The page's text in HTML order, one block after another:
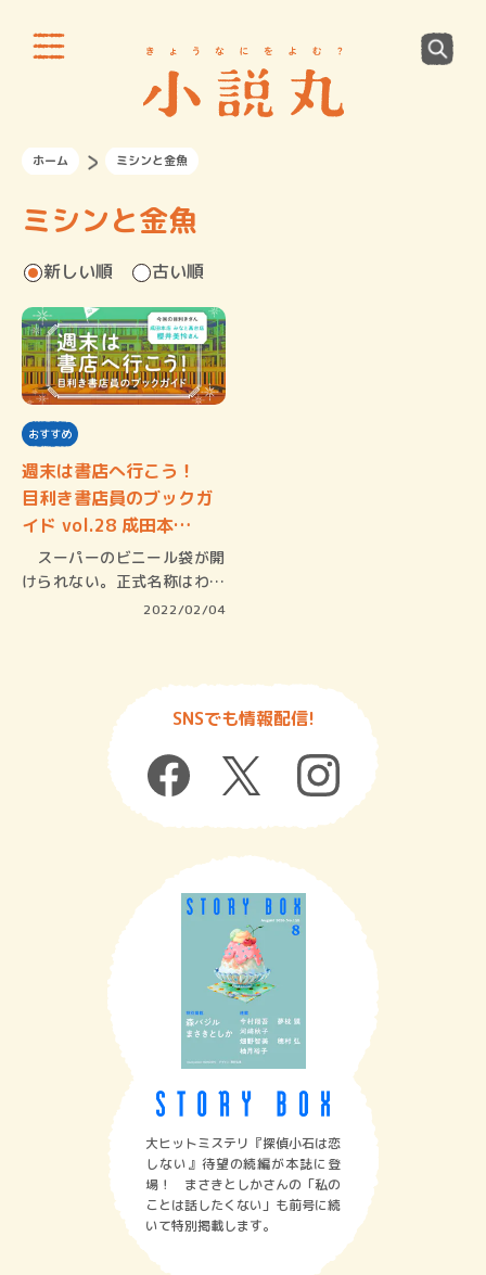
ホーム ミシンと金魚
ミシンと金魚
新しい順 古い順
おすすめ
週末は書店へ行こう！
目利き書店員のブックガ
イド vol.28 成田本…
スーパーのビニール袋が開
けられない。正式名称はわか
2022/02/04
SNSでも情報配信!
大ヒットミステリ『探偵小石は恋
しない』待望の続編が本誌に登
場！ まさきとしかさんの「私の
ことは話したくない」も前号に続
いて特別掲載します。